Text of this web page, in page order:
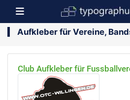
Aufkleber für Vereine,
Club Aufkleber für